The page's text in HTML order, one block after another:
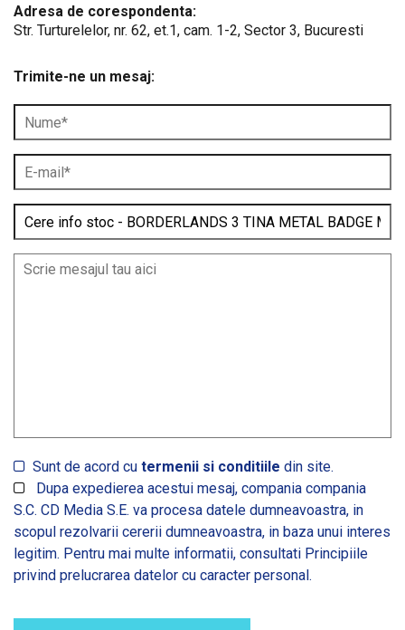
Adresa de corespondenta:
Str. Turturelelor, nr. 62, et.1, cam. 1-2, Sector 3, Bucuresti
Trimite-ne un mesaj:
Sunt de acord cu termenii si conditiile din site.
Dupa expedierea acestui mesaj, compania compania
S.C. CD Media S.E. va procesa datele dumneavoastra, in
scopul rezolvarii cererii dumneavoastra, in baza unui interes
legitim. Pentru mai multe informatii, consultati Principiile
privind prelucrarea datelor cu caracter personal.